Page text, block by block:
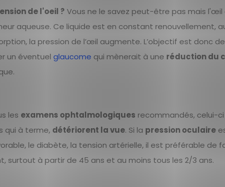
de l'oeil ? Vous ne le savez peut-être pas mais l'œil
aqueuse. Ce liquide est en constant renouvellement,
la pression de l’œil augmente. L’objectif est donc
un éventuel glaucome qui mènerait à une réduction du
les examens ophtalmologiques recommandés, celui-ci
qui à terme, détériorent la vue. Si la pression oculaire
le diabète, la tension artérielle, il est préférable de
surtout à partir de 45 ans et au moins tous les 2/3 ans.